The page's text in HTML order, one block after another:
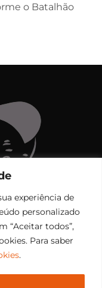
experiência de
personalizado
“Aceitar todos”,
Para saber
.
o Batalhão